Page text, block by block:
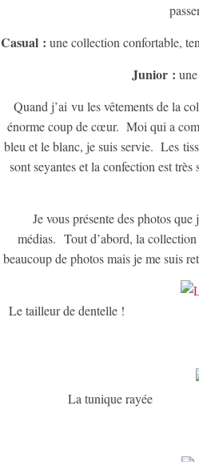
Casual : une collection confortable,
Junior :
Quand j’ai vu les vêtements de la
énorme coup de cœur. Moi qui a
bleu et le blanc, je suis servie. Les
sont seyantes et la confection est
Je vous présente des photos
médias. Tout d’abord, la
beaucoup de photos mais je me suis
Le tailleur de dentelle !
La tunique rayée